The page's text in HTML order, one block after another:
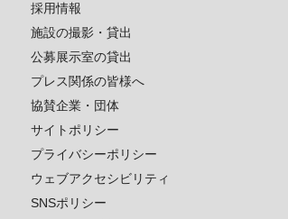
採用情報
施設の撮影・貸出
公募展示室の貸出
プレス関係の皆様へ
協賛企業・団体
サイトポリシー
プライバシーポリシー
ウェブアクセシビリティ
SNSポリシー